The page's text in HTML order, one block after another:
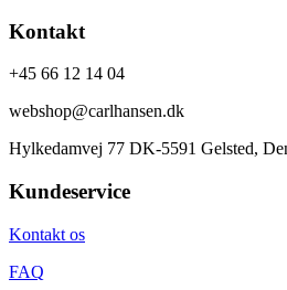
Kontakt
+45 66 12 14 04
webshop@carlhansen.dk
Hylkedamvej 77 DK-5591 Gelsted,
Kundeservice
Kontakt os
FAQ